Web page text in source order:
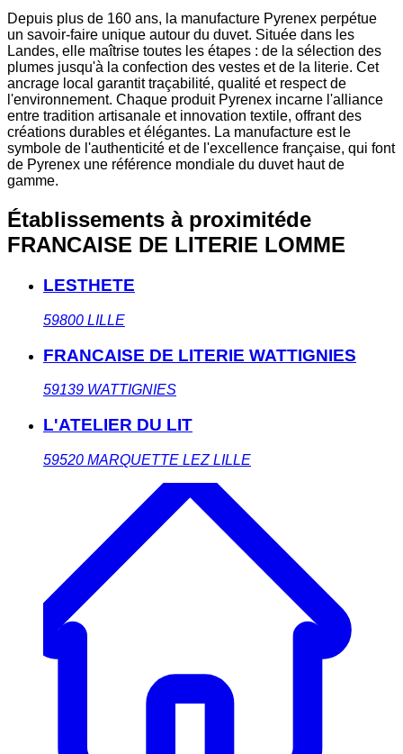
Depuis plus de 160 ans, la manufacture Pyrenex perpétue
un savoir-faire unique autour du duvet. Située dans les
Landes, elle maîtrise toutes les étapes : de la sélection des
plumes jusqu'à la confection des vestes et de la literie. Cet
ancrage local garantit traçabilité, qualité et respect de
l'environnement. Chaque produit Pyrenex incarne l'alliance
entre tradition artisanale et innovation textile, offrant des
créations durables et élégantes. La manufacture est le
symbole de l'authenticité et de l'excellence française, qui font
de Pyrenex une référence mondiale du duvet haut de
gamme.
Établissements à proximitéde
FRANCAISE DE LITERIE LOMME
LESTHETE
59800 LILLE
FRANCAISE DE LITERIE WATTIGNIES
59139 WATTIGNIES
L'ATELIER DU LIT
59520 MARQUETTE LEZ LILLE